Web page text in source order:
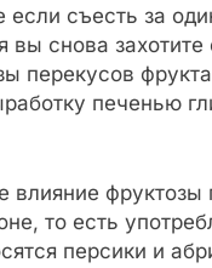
съесть за
снова захотите
перекусов
печенью
влияние
то есть
персики и